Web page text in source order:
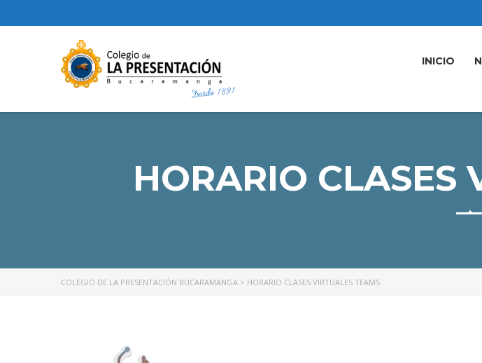
INICIO
HORARIO CLASES
COLEGIO DE LA PRESENTACIÓN BUCARAMANGA > HORARIO CLASES VIRTUALES TEAMS